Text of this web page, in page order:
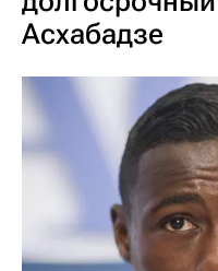
Асхабадзе